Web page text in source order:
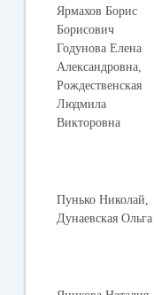
Ярмахов Борис
Борисович
Годунова Елена
Александровна,
Рождественская
Людмила
Викторовна
Пунько Николай,
Дунаевская Ольга